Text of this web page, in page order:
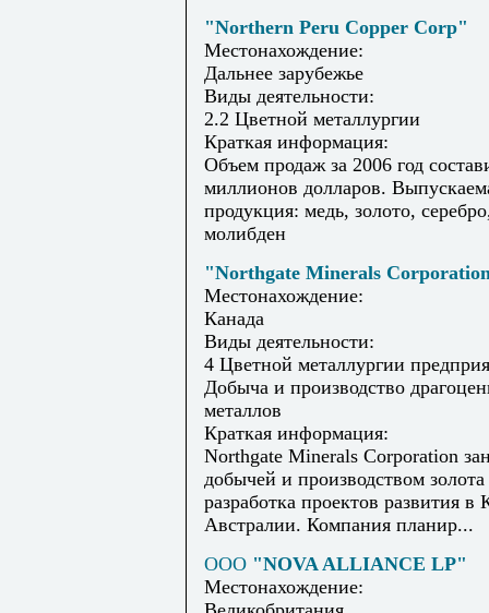
"Northern Peru Copper Corp"
Местонахождение:
Дальнее зарубежье
Виды деятельности:
2.2 Цветной металлургии
Краткая информация:
Объем продаж за 2006 год
миллионов долларов.
продукция: медь, золото,
молибден
"Northgate Minerals
Местонахождение:
Канада
Виды деятельности:
4 Цветной металлургии
Добыча и производство
металлов
Краткая информация:
Northgate Minerals Corporation
добычей и производством
разработка проектов развития в
Австралии. Компания планир...
ООО "NOVA ALLIANCE LP"
Местонахождение: